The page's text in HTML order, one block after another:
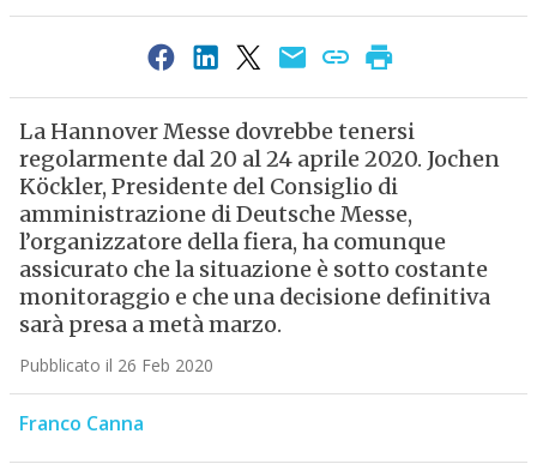
La Hannover Messe dovrebbe tenersi
regolarmente dal 20 al 24 aprile 2020. Jochen
Köckler, Presidente del Consiglio di
amministrazione di Deutsche Messe,
l’organizzatore della fiera, ha comunque
assicurato che la situazione è sotto costante
monitoraggio e che una decisione definitiva
sarà presa a metà marzo.
Pubblicato il 26 Feb 2020
Franco Canna